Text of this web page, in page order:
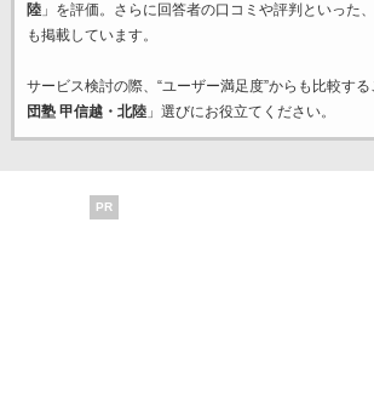
陸」を評価。さらに回答者の口コミや評判といった
も掲載しています。
サービス検討の際、“ユーザー満足度”からも比較する
団塾 甲信越・北陸」選びにお役立てください。
PR